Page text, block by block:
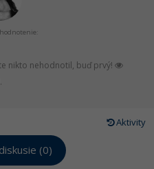
nikto nehodnotil, buď prvý!
Aktivity
(0)